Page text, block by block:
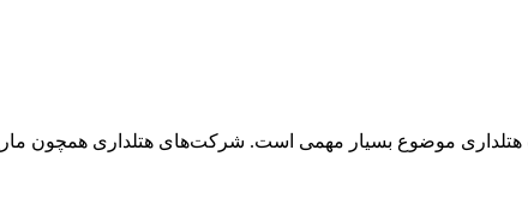
هتلداری موضوع بسیار مهمی است. شرکت‌های هتلداری همچون